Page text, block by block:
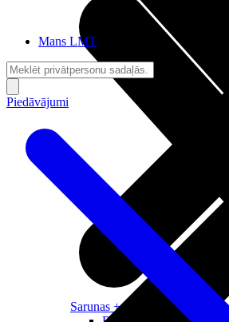
Sarunas + Internets
Mans LMT
Piedāvājumi